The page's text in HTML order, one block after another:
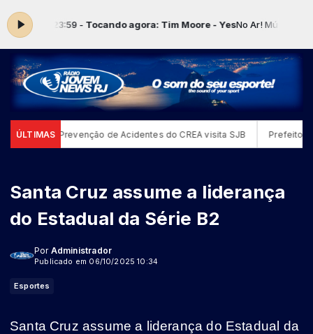
00:00 às 23:59 - Tocando agora: Tim Moore - YesNo Ar! Música
ÚLTIMAS
Análise e Prevenção de Acidentes do CREA visita SJB Prefeito
Santa Cruz assume a liderança
do Estadual da Série B2
Por Administrador
Publicado em 06/10/2025 10:34
Esportes
Santa Cruz assume a liderança do Estadual da